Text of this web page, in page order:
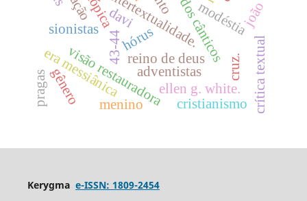
43-44
davi
intertextualidade.
reino de deus
visão restauradora
era messiânica
sionistas
adventistas
gênero
modéstia
pragas crítica textual
ellen g. white.
cristianismo
hórus
cruz.
menino
joão
Kerygma e-ISSN: 1809-2454